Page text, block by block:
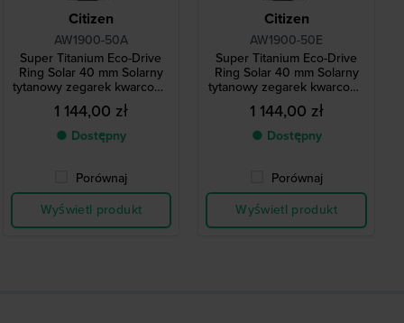
Citizen
AW1900-50A
Super Titanium Eco-Drive
Ring Solar 40 mm Solarny
tytanowy zegarek kwarcowy
z datownikiem
1 144,00 zł
● Dostępny
Porównaj
Wyświetl produkt
Citizen
AW1900-50E
Super Titanium Eco-Drive
Ring Solar 40 mm Solarny
tytanowy zegarek kwarcowy
z datownikiem
1 144,00 zł
● Dostępny
Porównaj
Wyświetl produkt